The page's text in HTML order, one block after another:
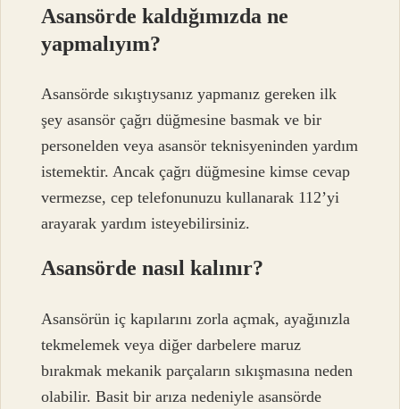
Asansörde kaldığımızda ne
yapmalıyım?
Asansörde sıkıştıysanız yapmanız gereken ilk
şey asansör çağrı düğmesine basmak ve bir
personelden veya asansör teknisyeninden yardım
istemektir. Ancak çağrı düğmesine kimse cevap
vermezse, cep telefonunuzu kullanarak 112’yi
arayarak yardım isteyebilirsiniz.
Asansörde nasıl kalınır?
Asansörün iç kapılarını zorla açmak, ayağınızla
tekmelemek veya diğer darbelere maruz
bırakmak mekanik parçaların sıkışmasına neden
olabilir. Basit bir arıza nedeniyle asansörde